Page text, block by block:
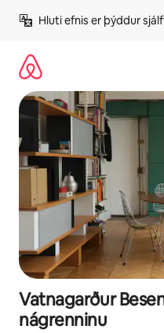
beint
Hluti efnis er þýddur
Vatnagarður
nágrenninu